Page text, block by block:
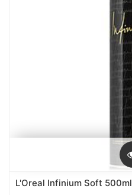
L'Oreal Infinium Soft 500ml